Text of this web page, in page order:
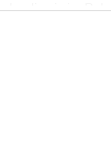
die sie im